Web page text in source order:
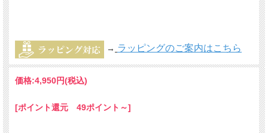
→ ラッピングのご案内はこちら
価格:4,950円(税込)
[ポイント還元 49ポイント～]